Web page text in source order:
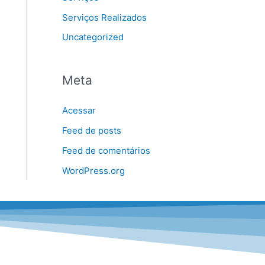
Serviços Realizados
Uncategorized
Meta
Acessar
Feed de posts
Feed de comentários
WordPress.org